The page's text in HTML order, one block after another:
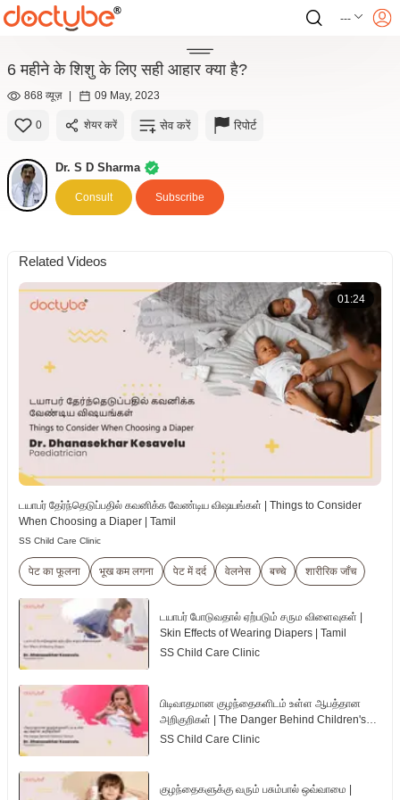
---
6 महीने के शिशु के लिए सही आहार क्या है?
868 व्यूज़ | 09 May, 2023
0 शेयर करें सेव करें रिपोर्ट
Dr. S D Sharma
Consult Subscribe
Related Videos
01:24
டயாபர் தேர்ந்தெடுப்பதில் கவனிக்க வேண்டிய விஷயங்கள் | Things to Consider
When Choosing a Diaper | Tamil
SS Child Care Clinic
पेट का फूलना भूख कम लगना पेट में दर्द वेलनेस बच्चे शारीरिक जाँच
டயாபர் போடுவதால் ஏற்படும் சரும விளைவுகள் |
Skin Effects of Wearing Diapers | Tamil
SS Child Care Clinic
பிடிவாதமான குழந்தைகளிடம் உள்ள ஆபத்தான
அறிகுறிகள் | The Danger Behind Children's
Tantrum | Tamil
SS Child Care Clinic
குழந்தைகளுக்கு வரும் பசும்பால் ஒவ்வாமை |